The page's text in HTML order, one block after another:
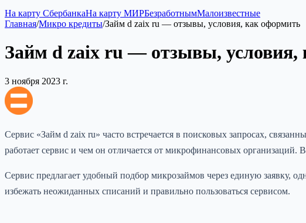
На карту СбербанкаНа карту МИРБезработнымМалоизвестные
Главная/Микро кредиты/Займ d zaix ru — отзывы, условия, как оформить
Займ d zaix ru — отзывы, условия,
3 ноября 2023 г.
Сервис «Займ d zaix ru» часто встречается в поисковых запросах,
работает сервис и чем он отличается от микрофинансовых
Сервис предлагает удобный подбор микрозаймов через единую заявку,
избежать неожиданных списаний и правильно пользоваться сервисом.